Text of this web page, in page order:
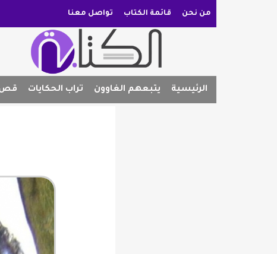
من نحن قائمة الكتاب تواصل معنا
الرئيسية يتبعهم الغاوون تراب الحكايات قص